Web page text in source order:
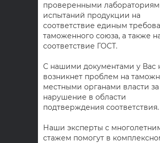
проверенными
испытаний продукции на
соответствие единым
таможенного союза, а также
соответствие ГОСТ.
С нашими документами у Вас
возникнет проблем на
местными органами власти за
нарушение в области
подтверждения соответствия.
Наши эксперты с
стажем помогут в